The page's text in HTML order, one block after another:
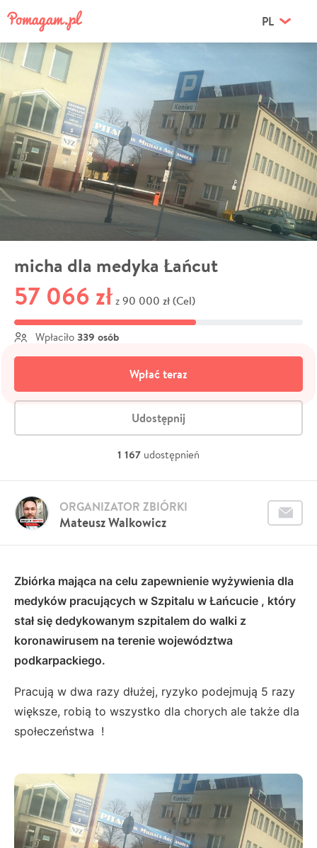
PL
micha dla medyka Łańcut
57 066 zł z 90 000 zł (Cel)
Wpłaciło 339 osób
Wpłać teraz
Udostępnij
1 167 udostępnień
Mateusz Walkowicz
ORGANIZATOR ZBIÓRKI
Zbiórka mająca na celu zapewnienie wyżywienia dla
medyków pracujących w Szpitalu w Łańcucie , który
stał się dedykowanym szpitalem do walki z
koronawirusem na terenie województwa
podkarpackiego.
Pracują w dwa razy dłużej, ryzyko podejmują 5 razy
większe, robią to wszystko dla chorych ale także dla
społeczeństwa !